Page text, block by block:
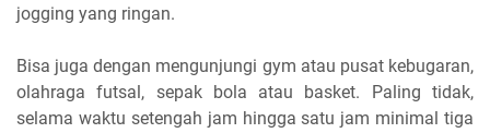
jogging yang ringan.
Bisa juga dengan mengunjungi gym atau pusat kebugaran,
olahraga futsal, sepak bola atau basket. Paling tidak,
selama waktu setengah jam hingga satu jam minimal tiga